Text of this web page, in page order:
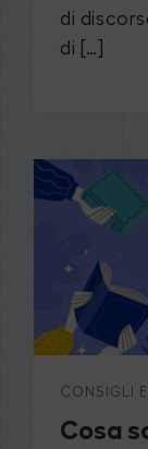
di
di […]
CONSIGLI
Cosa